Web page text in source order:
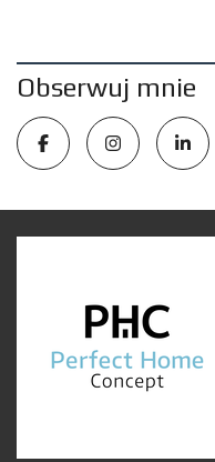
Obserwuj mnie